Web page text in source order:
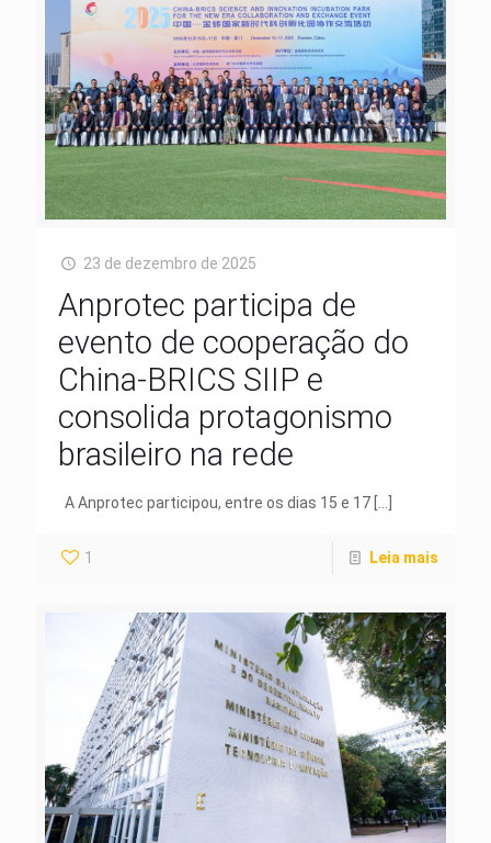
23 de dezembro de 2025
Anprotec participa de
evento de cooperação do
China-BRICS SIIP e
consolida protagonismo
brasileiro na rede
A Anprotec participou, entre os dias 15 e 17 […]
1 Leia mais